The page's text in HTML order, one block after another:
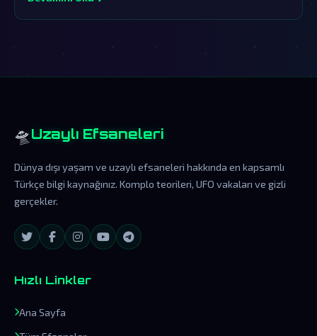
🛸 Uzaylı Efsaneleri
Dünya dışı yaşam ve uzaylı efsaneleri hakkında en kapsamlı
Türkçe bilgi kaynağınız. Komplo teorileri, UFO vakaları ve gizli
gerçekler.
Hızlı Linkler
Ana Sayfa